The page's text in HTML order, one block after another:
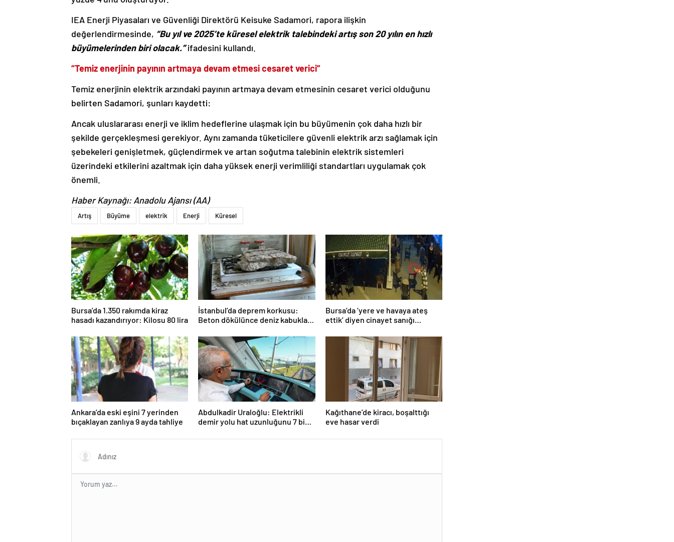
IEA Enerji Piyasaları ve Güvenliği Direktörü Keisuke Sadamori, rapora ilişkin
değerlendirmesinde, “Bu yıl ve 2025’te küresel elektrik talebindeki artış son 20 yılın en hızlı
büyümelerinden biri olacak.”ifadesini kullandı.
“Temiz enerjinin payının artmaya devam etmesi cesaret verici”
Temiz enerjinin elektrik arzındaki payının artmaya devam etmesinin cesaret verici olduğunu
belirten Sadamori, şunları kaydetti:
Ancak uluslararası enerji ve iklim hedeflerine ulaşmak için bu büyümenin çok daha hızlı bir
şekilde gerçekleşmesi gerekiyor. Aynı zamanda tüketicilere güvenli elektrik arzı sağlamak için
şebekeleri genişletmek, güçlendirmek ve artan soğutma talebinin elektrik sistemleri
üzerindeki etkilerini azaltmak için daha yüksek enerji verimliliği standartları uygulamak çok
önemli.
Haber Kaynağı: Anadolu Ajansı (AA)
Artış Büyüme elektrik Enerji Küresel
Bursa’da 1.350 rakımda kiraz
hasadı kazandırıyor: Kilosu 80 lira
İstanbul’da deprem korkusu:
Beton dökülünce deniz kabukları
Bursa’da ‘yere ve havaya ateş
ettik’ diyen cinayet sanığı
hapis
Ankara’da eski eşini 7 yerinden
bıçaklayan zanlıya 9 ayda tahliye
Abdulkadir Uraloğlu: Elektrikli
demir yolu hat uzunluğunu 7 bin
Kağıthane’de kiracı, boşalttığı
eve hasar verdi